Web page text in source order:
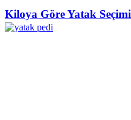
Kiloya Göre Yatak Seçimi